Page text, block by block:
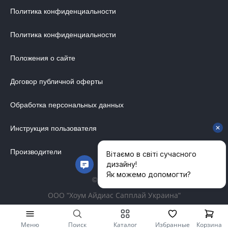
Политика конфиденциальности
Политика конфиденциальности
Положения о сайте
Договор публичной оферты
Обработка персональных данных
Инструкция пользователя
Производители
© 2014-2026
ООО "Хоум Айдиас Сапплай Украина"
Меню Поиск Каталог Избранные Корзина